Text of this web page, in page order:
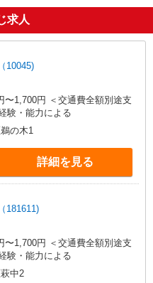
求人
10045)
〜1,700円 ＜交通費全額別途支
経験・能力による
の木1
詳細を見る
181611)
〜1,700円 ＜交通費全額別途支
経験・能力による
中2